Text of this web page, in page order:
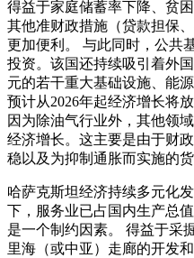
得益于家庭储蓄率下降、贫
其他准财政措施（贷款担保
更加便利。 与此同时，公共
投资。该国还持续吸引着外
元的若干重大基础设施、能
预计从2026年起经济增长将
因为除油气行业外，其他领
经济增长。这主要是由于财
稳以及为抑制通胀而实施的货
哈萨克斯坦经济持续多元化
下，服务业已占国内生产总
是一个制约因素。 得益于采
里海（或中亚）走廊的开发